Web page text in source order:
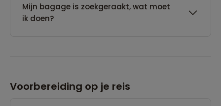
Mijn bagage is zoekgeraakt, wat moet
ik doen?
Voorbereiding op je reis